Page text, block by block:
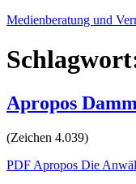
Zum
springen
Medienberatung und
Apropos
(Zeichen 4.039)
PDF Apropos Die